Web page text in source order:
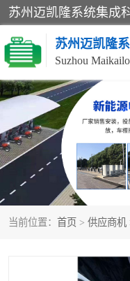
苏州迈凯隆
当前位置： 首页 > 供应商机
非机动车充电桩
电动自行车充电桩
充电桩